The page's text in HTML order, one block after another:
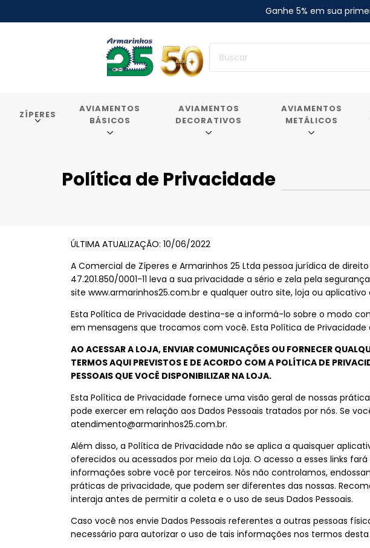
Ganhe 5% em sua
ZÍPERES
AVIAMENTOS
BÁSICOS
AVIAMENTOS
DECORATIVOS
AVIAMENTOS
METÁLICOS
Política de Privacidade
ÚLTIMA ATUALIZAÇÃO: 10/06/2022
A Comercial de Zíperes e Armarinhos 25 Ltda pessoa jurídica de
47.201.850/0001-11 leva a sua privacidade a sério e zela pela
site www.armarinhos25.com.br e qualquer outro site, loja ou
Esta Política de Privacidade destina-se a informá-lo sobre o modo
em mensagens que trocamos com você. Esta Política de
AO ACESSAR A LOJA, ENVIAR COMUNICAÇÕES OU FORNECER
TERMOS AQUI PREVISTOS E DE ACORDO COM A POLÍTICA DE
PESSOAIS QUE VOCÊ DISPONIBILIZAR NA LOJA.
Esta Política de Privacidade fornece uma visão geral de nossas
pode exercer em relação aos Dados Pessoais tratados por nós. Se
atendimento@armarinhos25.com.br.
Além disso, a Política de Privacidade não se aplica a quaisquer
oferecidos ou acessados por meio da Loja. O acesso a esses links
informações sobre você por terceiros. Nós não controlamos,
práticas de privacidade, que podem ser diferentes das nossas.
interaja antes de permitir a coleta e o uso de seus Dados Pessoais.
Caso você nos envie Dados Pessoais referentes a outras pessoas
necessário para autorizar o uso de tais informações nos termos